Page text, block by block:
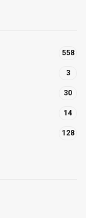
558
3
30
14
128